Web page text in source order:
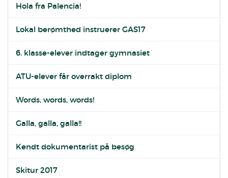
Hola fra Palencia!
Lokal berømthed instruerer GAS17
6. klasse-elever indtager gymnasiet
ATU-elever får overrakt diplom
Words, words, words!
Galla, galla, galla!!
Kendt dokumentarist på besøg
Skitur 2017